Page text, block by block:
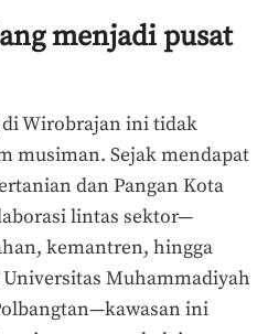
menjadi pusat
Wirobrajan ini tidak
musiman. Sejak mendapat
dan Pangan Kota
lintas sektor—
kemantren, hingga
Muhammadiyah
ini